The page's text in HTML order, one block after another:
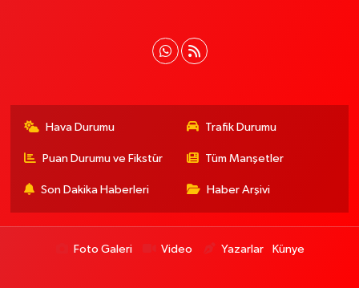
Hava Durumu Trafik Durumu
Puan Durumu ve Fikstür Tüm Manşetler
Son Dakika Haberleri Haber Arşivi
Foto Galeri Video Yazarlar Künye